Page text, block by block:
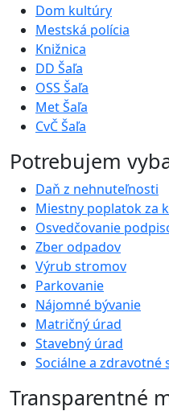
Dom kultúry
Mestská polícia
Knižnica
DD Šaľa
OSS Šaľa
Met Šaľa
CvČ Šaľa
Potrebujem
Daň z nehnuteľnosti
Miestny poplatok za
Osvedčovanie
Zber odpadov
Výrub stromov
Parkovanie
Nájomné bývanie
Matričný úrad
Stavebný úrad
Sociálne a zdravotné
Transparentné